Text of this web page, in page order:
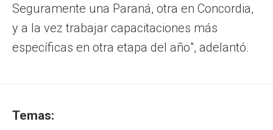
Seguramente una Paraná, otra en Concordia,
y a la vez trabajar capacitaciones más
específicas en otra etapa del año", adelantó.
Temas: